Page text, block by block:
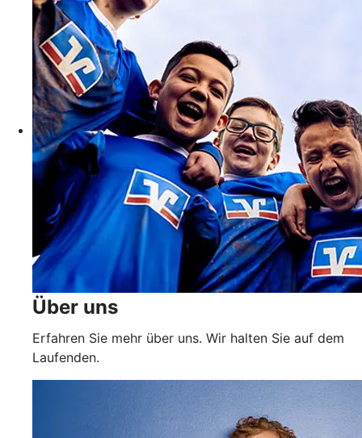
Über uns
Erfahren Sie mehr über uns. Wir halten Sie auf dem
Laufenden.